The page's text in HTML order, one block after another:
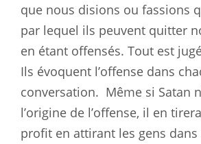
que nous disions ou fassions
par lequel ils peuvent quitter
en étant offensés. Tout est
Ils évoquent l’offense dans
conversation. Même si Satan
l’origine de l’offense, il en
profit en attirant les gens dans